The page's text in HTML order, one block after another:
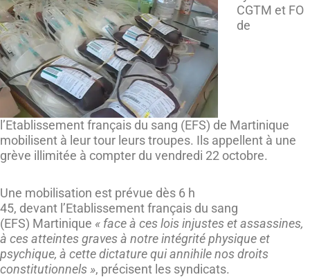
CGTM et FO
de
l’Etablissement français du sang (EFS) de Martinique
mobilisent à leur tour leurs troupes. Ils appellent à une
grève illimitée à compter du vendredi 22 octobre.
Une mobilisation est prévue dès 6 h
45, devant l’Etablissement français du sang
(EFS) Martinique « face à ces lois injustes et assassines,
à ces atteintes graves à notre intégrité physique et
psychique, à cette dictature qui annihile nos droits
constitutionnels », précisent les syndicats.